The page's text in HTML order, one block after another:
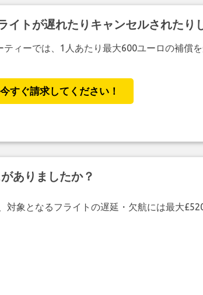
イトが遅れたりキャンセルされたり
ティーでは、1人あたり最大600ユーロの補償
今すぐ請求してください！
ありましたか？
象となるフライトの遅延・欠航には最大